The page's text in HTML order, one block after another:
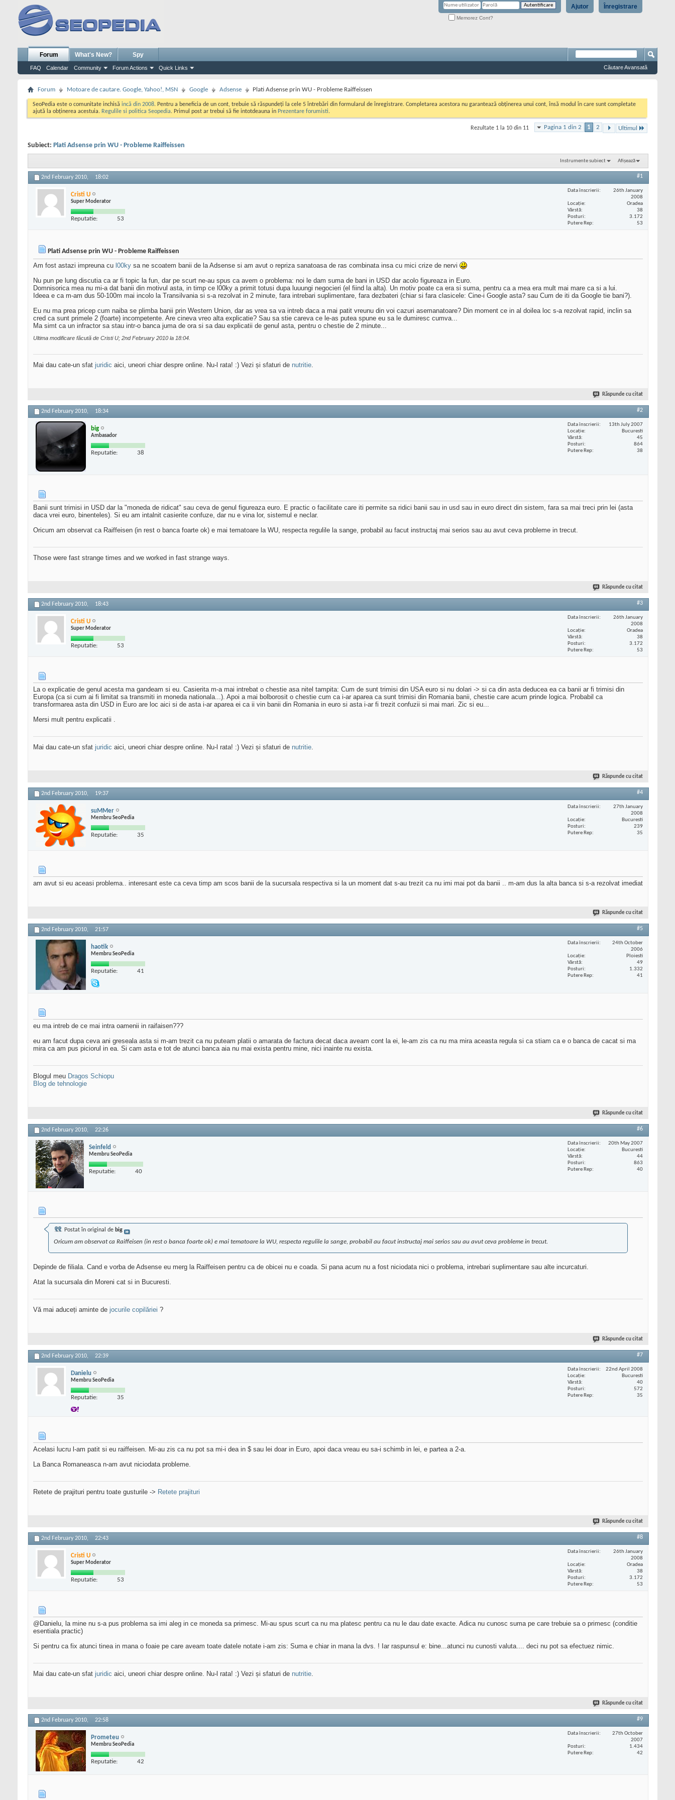
Înregistrare
Ajutor
Memorez Cont?
Forum
FAQ Calendar Community Forum Actions Quick Links
What's New? Spy
Căutare Avansată
Forum Motoare de cautare. Google, Yahoo!, MSN Google Adsense Plati Adsense prin WU - Probleme Raiffeissen
SeoPedia este o comunitate inchisă incă din 2008. Pentru a beneficia de un cont, trebuie să răspundeți la cele 5 întrebări din formularul de înregistrare. Completarea acestora nu garantează obținerea unui cont, însă modul în care sunt completate
ajută la obținerea acestuia. Regulile si politica Seopedia. Primul post ar trebui să fie intotdeauna in Prezentare forumisti.
Pagina 1 din 2 1 2 Ultimul
Rezultate 1 la 10 din 11
Subiect: Plati Adsense prin WU - Probleme Raiffeissen
Instrumente subiect Afișează
2nd February 2010, 18:02 #1
Cristi U
Super Moderator
Reputatie: 53
Data înscrierii
26th January
2008
Locaţie
Oradea
Vârstă
38
Posturi
3.172
Putere Rep
53
Plati Adsense prin WU - Probleme Raiffeissen
Am fost astazi impreuna cu l00ky sa ne scoatem banii de la Adsense si am avut o repriza sanatoasa de ras combinata insa cu mici crize de nervi
Nu pun pe lung discutia ca ar fi topic la fun, dar pe scurt ne-au spus ca avem o problema: noi le dam suma de bani in USD dar acolo figureaza in Euro.
Domnisorica mea nu mi-a dat banii din motivul asta, in timp ce l00ky a primit totusi dupa luuungi negocieri (el fiind la alta). Un motiv poate ca era si suma, pentru ca a mea era mult mai mare ca si a lui.
Ideea e ca m-am dus 50-100m mai incolo la Transilvania si s-a rezolvat in 2 minute, fara intrebari suplimentare, fara dezbateri (chiar si fara clasicele: Cine-i Google asta? sau Cum de iti da Google tie bani?).
Eu nu ma prea pricep cum naiba se plimba banii prin Western Union, dar as vrea sa va intreb daca a mai patit vreunu din voi cazuri asemanatoare? Din moment ce in al doilea loc s-a rezolvat rapid, inclin sa
cred ca sunt primele 2 (foarte) incompetente. Are cineva vreo alta explicatie? Sau sa stie careva ce le-as putea spune eu sa le dumiresc cumva...
Ma simt ca un infractor sa stau intr-o banca juma de ora si sa dau explicatii de genul asta, pentru o chestie de 2 minute...
Ultima modificare făcută de Cristi U; 2nd February 2010 la 18:04
Mai dau cate-un sfat juridic aici, uneori chiar despre online. Nu-l rata! :) Vezi și sfaturi de nutritie.
Răspunde cu citat
2nd February 2010, 18:34 #2
big
Ambasador
Reputatie: 38
Data înscrierii
13th July 2007
Locaţie
Bucuresti
Vârstă
45
Posturi
864
Putere Rep
38
Banii sunt trimisi in USD dar la "moneda de ridicat" sau ceva de genul figureaza euro. E practic o facilitate care iti permite sa ridici banii sau in usd sau in euro direct din sistem, fara sa mai treci prin lei (asta
daca vrei euro, binenteles). Si eu am intalnit casierite confuze, dar nu e vina lor, sistemul e neclar.
Oricum am observat ca Raiffeisen (in rest o banca foarte ok) e mai tematoare la WU, respecta regulile la sange, probabil au facut instructaj mai serios sau au avut ceva probleme in trecut.
Those were fast strange times and we worked in fast strange ways.
Răspunde cu citat
2nd February 2010, 18:43 #3
Cristi U
Super Moderator
Reputatie: 53
Data înscrierii
26th January
2008
Locaţie
Oradea
Vârstă
38
Posturi
3.172
Putere Rep
53
La o explicatie de genul acesta ma gandeam si eu. Casierita m-a mai intrebat o chestie asa nitel tampita: Cum de sunt trimisi din USA euro si nu dolari -> si ca din asta deducea ea ca banii ar fi trimisi din
Europa (ca si cum ai fi limitat sa transmiti in moneda nationala...). Apoi a mai bolborosit o chestie cum ca i-ar aparea ca sunt trimisi din Romania banii, chestie care acum prinde logica. Probabil ca
transformarea asta din USD in Euro are loc aici si de asta i-ar aparea ei ca ii vin banii din Romania in euro si asta i-ar fi trezit confuzii si mai mari. Zic si eu...
Mersi mult pentru explicatii .
Mai dau cate-un sfat juridic aici, uneori chiar despre online. Nu-l rata! :) Vezi și sfaturi de nutritie.
Răspunde cu citat
2nd February 2010, 19:37 #4
suMMer
Membru SeoPedia
Reputatie: 35
Data înscrierii
27th January
2008
Locaţie
Bucuresti
Posturi
239
Putere Rep
35
am avut si eu aceasi problema.. interesant este ca ceva timp am scos banii de la sucursala respectiva si la un moment dat s-au trezit ca nu imi mai pot da banii .. m-am dus la alta banca si s-a rezolvat imediat
Răspunde cu citat
2nd February 2010, 21:57 #5
haotik
Membru SeoPedia
Reputatie: 41
Data înscrierii
24th October
2006
Locaţie
Ploiesti
Vârstă
49
Posturi
1.332
Putere Rep
41
eu ma intreb de ce mai intra oamenii in raifaisen???
eu am facut dupa ceva ani greseala asta si m-am trezit ca nu puteam platii o amarata de factura decat daca aveam cont la ei, le-am zis ca nu ma mira aceasta regula si ca stiam ca e o banca de cacat si ma
mira ca am pus piciorul in ea. Si cam asta e tot de atunci banca aia nu mai exista pentru mine, nici inainte nu exista.
Blogul meu Dragos Schiopu
Blog de tehnologie
Răspunde cu citat
2nd February 2010, 22:26 #6
Seinfeld
Membru SeoPedia
Reputatie: 40
Data înscrierii
20th May 2007
Locaţie
Bucuresti
Vârstă
44
Posturi
863
Putere Rep
40
Postat în original de big
Oricum am observat ca Raiffeisen (in rest o banca foarte ok) e mai tematoare la WU, respecta regulile la sange, probabil au facut instructaj mai serios sau au avut ceva probleme in trecut.
Depinde de filiala. Cand e vorba de Adsense eu merg la Raiffeisen pentru ca de obicei nu e coada. Si pana acum nu a fost niciodata nici o problema, intrebari suplimentare sau alte incurcaturi.
Atat la sucursala din Moreni cat si in Bucuresti.
Vă mai aduceți aminte de jocurile copilăriei ?
Răspunde cu citat
2nd February 2010, 22:39 #7
Danielu
Membru SeoPedia
Reputatie: 35
Data înscrierii
22nd April 2008
Locaţie
Bucuresti
Vârstă
40
Posturi
572
Putere Rep
35
Acelasi lucru l-am patit si eu raiffeisen. Mi-au zis ca nu pot sa mi-i dea in $ sau lei doar in Euro, apoi daca vreau eu sa-i schimb in lei, e partea a 2-a.
La Banca Romaneasca n-am avut niciodata probleme.
Retete de prajituri pentru toate gusturile -> Retete prajituri
Răspunde cu citat
2nd February 2010, 22:43 #8
Cristi U
Super Moderator
Reputatie: 53
Data înscrierii
26th January
2008
Locaţie
Oradea
Vârstă
38
Posturi
3.172
Putere Rep
53
@Danielu, la mine nu s-a pus problema sa imi aleg in ce moneda sa primesc. Mi-au spus scurt ca nu ma platesc pentru ca nu le dau date exacte. Adica nu cunosc suma pe care trebuie sa o primesc (conditie
esentiala practic)
Si pentru ca fix atunci tinea in mana o foaie pe care aveam toate datele notate i-am zis: Suma e chiar in mana la dvs. ! Iar raspunsul e: bine...atunci nu cunosti valuta.... deci nu pot sa efectuez nimic.
Mai dau cate-un sfat juridic aici, uneori chiar despre online. Nu-l rata! :) Vezi și sfaturi de nutritie.
Răspunde cu citat
2nd February 2010, 22:58 #9
Prometeu
Membru SeoPedia
Reputatie: 42
Data înscrierii
27th October
2007
Posturi
1.434
Putere Rep
42